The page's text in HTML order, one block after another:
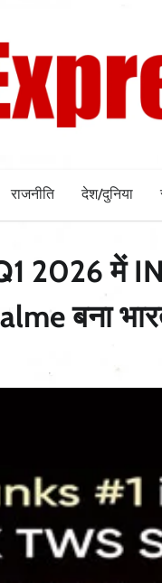
राजनीति देश/दुनिया
2026 में
बना